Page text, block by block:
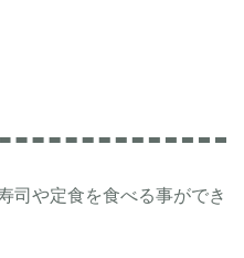
司や定食を食べる事ができ